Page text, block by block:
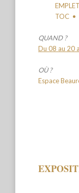
TOC•
QUAND ?
Du 08 au 20
OÙ ?
Espace